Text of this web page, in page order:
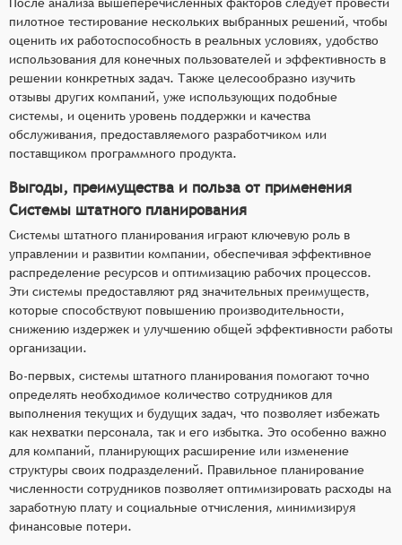
пилотное тестирование нескольких выбранных решений, чтобы
оценить их работоспособность в реальных условиях, удобство
использования для конечных пользователей и эффективность в
решении конкретных задач. Также целесообразно изучить
отзывы других компаний, уже использующих подобные
системы, и оценить уровень поддержки и качества
обслуживания, предоставляемого разработчиком или
поставщиком программного продукта.
Выгоды, преимущества и польза от применения
Системы штатного планирования
Системы штатного планирования играют ключевую роль в
управлении и развитии компании, обеспечивая эффективное
распределение ресурсов и оптимизацию рабочих процессов.
Эти системы предоставляют ряд значительных преимуществ,
которые способствуют повышению производительности,
снижению издержек и улучшению общей эффективности работы
организации.
Во-первых, системы штатного планирования помогают точно
определять необходимое количество сотрудников для
выполнения текущих и будущих задач, что позволяет избежать
как нехватки персонала, так и его избытка. Это особенно важно
для компаний, планирующих расширение или изменение
структуры своих подразделений. Правильное планирование
численности сотрудников позволяет оптимизировать расходы на
заработную плату и социальные отчисления, минимизируя
финансовые потери.